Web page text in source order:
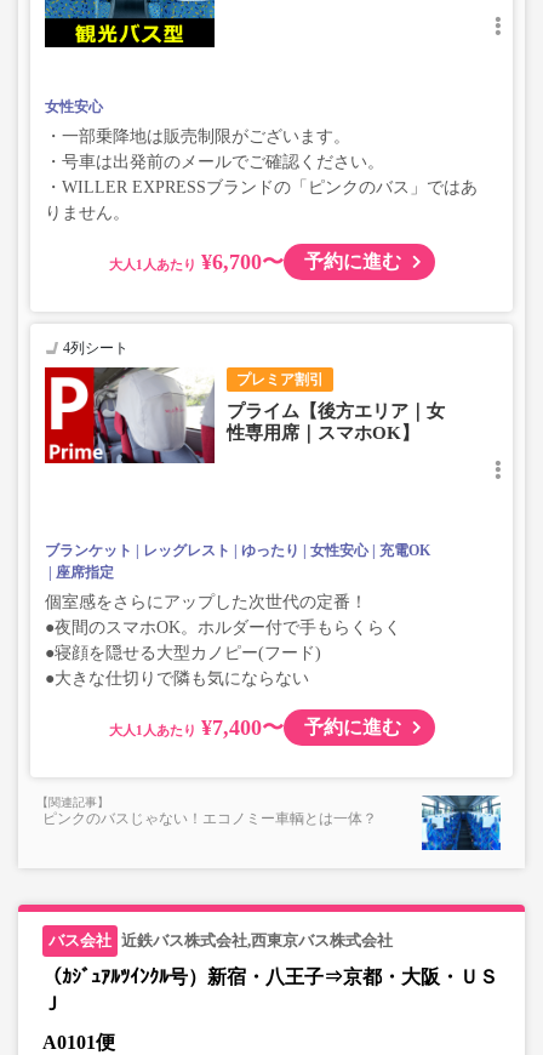
女性安心
・一部乗降地は販売制限がございます。
・号車は出発前のメールでご確認ください。
・WILLER EXPRESSブランドの「ピンクのバス」ではあ
りません。
大人 ¥6,700〜 予約に進む
プレミア割引
4列シート
プライム【後方エリア｜女
性専用席｜スマホOK】
ブランケット レッグレスト ゆったり 女性安心
充電OK
座席指定
個室感をさらにアップした次世代の定番！
●夜間のスマホOK。ホルダー付で手もらくらく
●寝顔を隠せる大型カノピー(フード)
●大きな仕切りで隣も気にならない
大人 ¥7,400〜 予約に進む
ピンクのバスじゃない！エコノミー車輌とは一体？
近鉄バス株式会社,西東京バス株式会社
（ｶｼﾞｭｱﾙﾂｲﾝｸﾙ号）新宿・八王子⇒京都・大阪・ＵＳ
Ｊ
A0101便